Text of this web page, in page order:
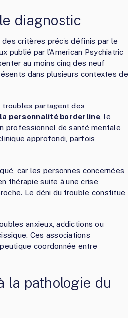
diagnostic
critères précis définis par le
publié par l’American Psychiatric
au moins cinq des neuf
dans plusieurs contextes de
partagent des
personnalité borderline, le
professionnel de santé mentale
approfondi, parfois
car les personnes concernées
thérapie suite à une crise
Le déni du trouble constitue
anxieux, addictions ou
Ces associations
coordonnée entre
la pathologie du